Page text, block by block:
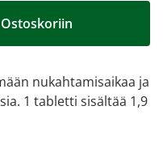
Ostoskoriin
nukahtamisaikaa ja
1 tabletti sisältää 1,9